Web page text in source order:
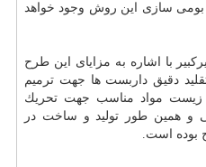
بومی سازی این روش وجود خواهد
با اشاره به مزایای این طرح
دقیق داربست ها جهت ترمیم
زیست مواد مناسب جهت تحریك
و همین طور تولید و ساخت در
بوده است.